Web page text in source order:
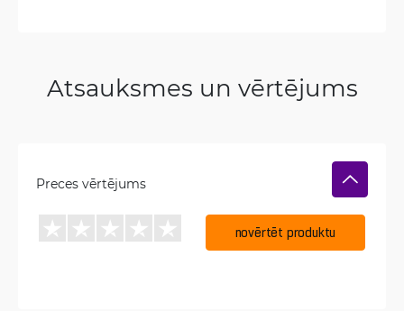
Atsauksmes un vērtējums
Preces vērtējums
novērtēt produktu